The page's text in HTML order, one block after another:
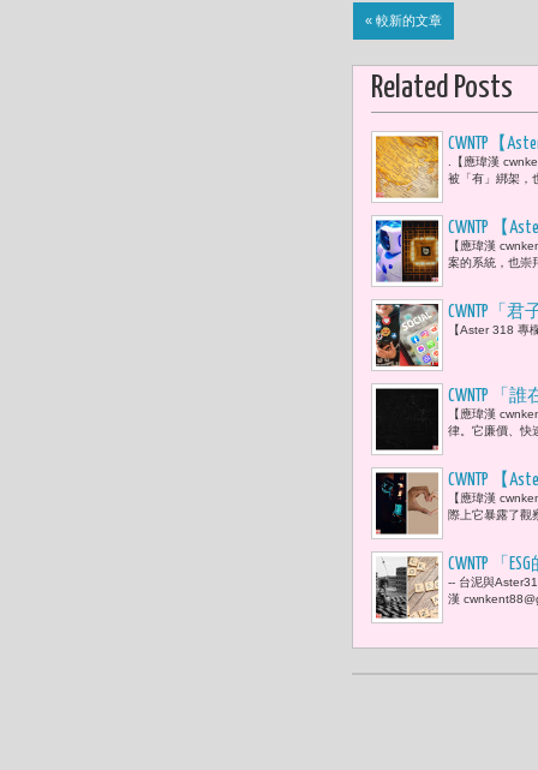
« 較新的文章
Related Posts
CWNTP【
局。世界
.【應瑋漢
被「有」綁架，
CWNTP 【
果清算開
【應瑋漢
案的系統，也崇
CWNTP「
個讚，才
【Aster 318 專
CWNTP 「
會失去『
【應瑋漢
律。它廉價、快
CWNTP 【
西方制度
【應瑋漢
際上它暴露了觀
CWNTP 「
革命
-- 台泥與
漢